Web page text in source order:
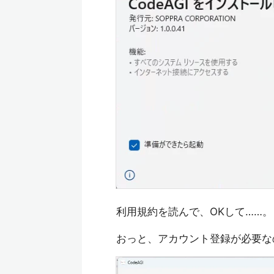
利用規約を読んで、OKして……。
おっと、アカウント登録が必要